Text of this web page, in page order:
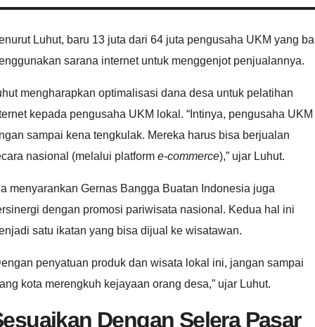
Luhut, baru 13 juta dari 64 juta pengusaha UKM yang
sarana internet untuk menggenjot penjualannya.
mengharapkan optimalisasi dana desa untuk pelatihan
kepada pengusaha UKM lokal. “Intinya, pengusaha UKM
sampai kena tengkulak. Mereka harus bisa berjualan
nasional (melalui platform e-commerce),” ujar Luhut.
menyarankan Gernas Bangga Buatan Indonesia juga
dengan promosi pariwisata nasional. Kedua hal ini
satu ikatan yang bisa dijual ke wisatawan.
penyatuan produk dan wisata lokal ini, jangan sampai
kota merengkuh kejayaan orang desa,” ujar Luhut.
Dengan Selera Pasar